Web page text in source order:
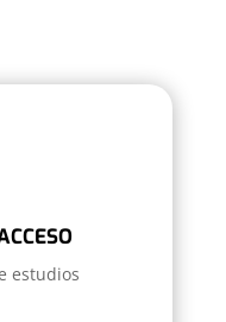
estudios